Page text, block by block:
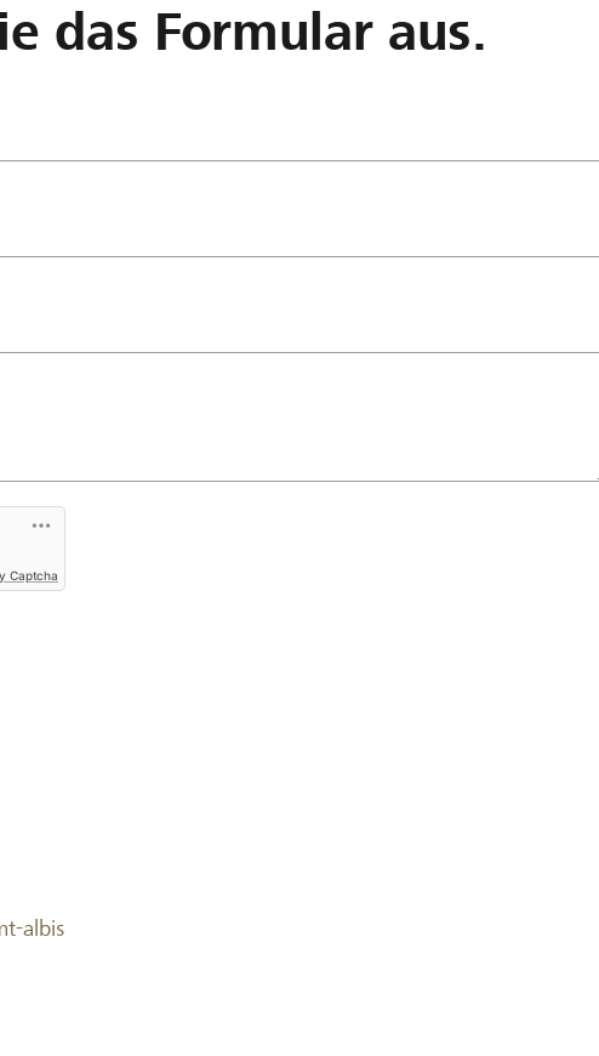
das Formular aus.
Captcha
albis